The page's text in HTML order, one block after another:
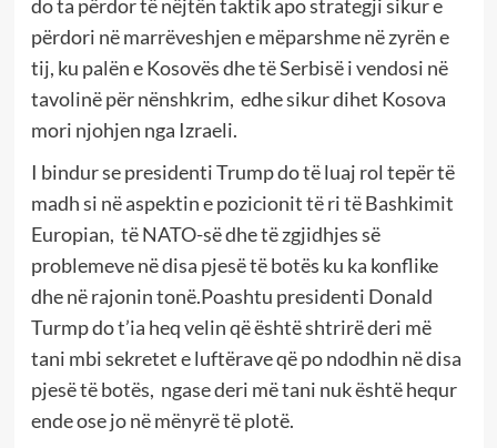
do ta përdor të nëjtën taktik apo strategji sikur e
përdori në marrëveshjen e mëparshme në zyrën e
tij, ku palën e Kosovës dhe të Serbisë i vendosi në
tavolinë për nënshkrim, edhe sikur dihet Kosova
mori njohjen nga Izraeli.
I bindur se presidenti Trump do të luaj rol tepër të
madh si në aspektin e pozicionit të ri të Bashkimit
Europian, të NATO-së dhe të zgjidhjes së
problemeve në disa pjesë të botës ku ka konflike
dhe në rajonin tonë.Poashtu presidenti Donald
Turmp do t’ia heq velin që është shtrirë deri më
tani mbi sekretet e luftërave që po ndodhin në disa
pjesë të botës, ngase deri më tani nuk është hequr
ende ose jo në mënyrë të plotë.